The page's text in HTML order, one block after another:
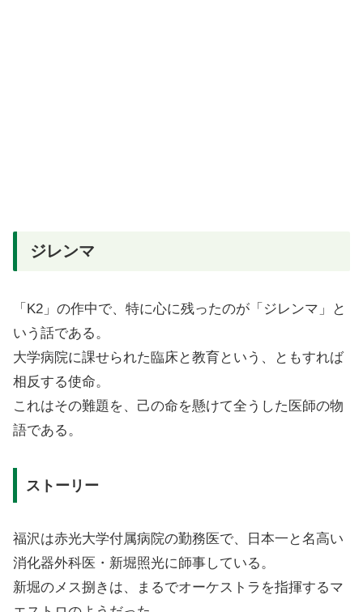
ジレンマ
「K2」の作中で、特に心に残ったのが「ジレンマ」と
いう話である。
大学病院に課せられた臨床と教育という、ともすれば
相反する使命。
これはその難題を、己の命を懸けて全うした医師の物
語である。
ストーリー
福沢は赤光大学付属病院の勤務医で、日本一と名高い
消化器外科医・新堀照光に師事している。
新堀のメス捌きは、まるでオーケストラを指揮するマ